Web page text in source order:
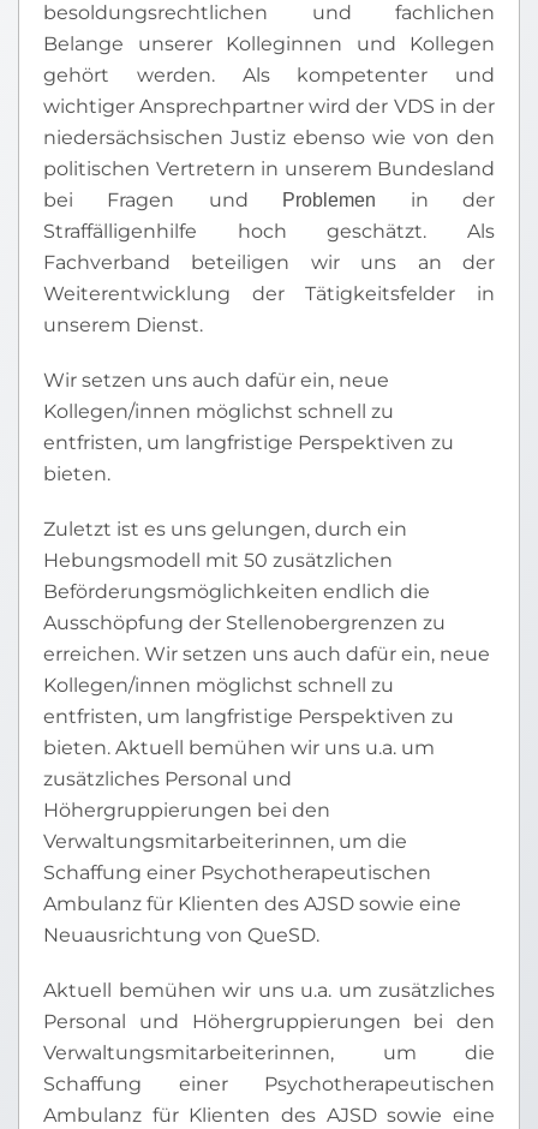
besoldungsrechtlichen und fachlichen
Belange unserer Kolleginnen und Kollegen
gehört werden. Als kompetenter und
wichtiger Ansprechpartner wird der VDS in der
niedersächsischen Justiz ebenso wie von den
politischen Vertretern in unserem Bundesland
bei Fragen und
Problemen
in der
Straffälligenhilfe hoch geschätzt. Als
Fachverband beteiligen wir uns an der
Weiterentwicklung der Tätigkeitsfelder in
unserem Dienst.
Wir setzen uns auch dafür ein, neue
Kollegen/innen möglichst schnell zu
entfristen, um langfristige Perspektiven zu
bieten.
Zuletzt ist es uns gelungen, durch ein
Hebungsmodell mit 50 zusätzlichen
Beförderungsmöglichkeiten endlich die
Ausschöpfung der Stellenobergrenzen zu
erreichen. Wir setzen uns auch dafür ein, neue
Kollegen/innen möglichst schnell zu
entfristen, um langfristige Perspektiven zu
bieten. Aktuell bemühen wir uns u.a. um
zusätzliches Personal und
Höhergruppierungen bei den
Verwaltungsmitarbeiterinnen, um die
Schaffung einer Psychotherapeutischen
Ambulanz für Klienten des AJSD sowie eine
Neuausrichtung von QueSD.
Aktuell bemühen wir uns u.a. um zusätzliches
Personal und Höhergruppierungen bei den
Verwaltungsmitarbeiterinnen, um die
Schaffung einer Psychotherapeutischen
Ambulanz für Klienten des AJSD sowie eine